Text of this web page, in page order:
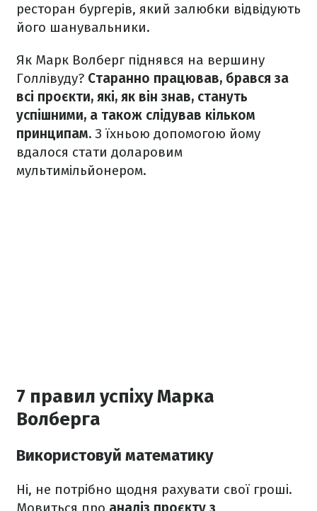
ресторан бургерів, який залюбки відвідують
його шанувальники.
Як Марк Волберг піднявся на вершину
Голлівуду? Старанно працював, брався за
всі проєкти, які, як він знав, стануть
успішними, а також слідував кільком
принципам. З їхньою допомогою йому
вдалося стати доларовим
мультимільйонером.
7 правил успіху Марка
Волберга
Використовуй математику
Ні, не потрібно щодня рахувати свої гроші.